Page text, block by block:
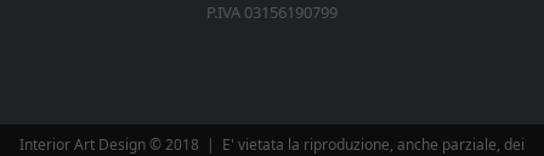
P.IVA 03156190799
Interior Art Design © 2018 | E' vietata la riproduzione, anche parziale, dei